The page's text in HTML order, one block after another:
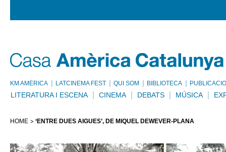
KM AMÈRICA LATCINEMA FEST QUI SOM BIBLIOTECA
LITERATURA I ESCENA CINEMA DEBATS MÚSICA
HOME ‘ENTRE DUES AIGÜES’, DE MIQUEL DEWEVER-PLANA